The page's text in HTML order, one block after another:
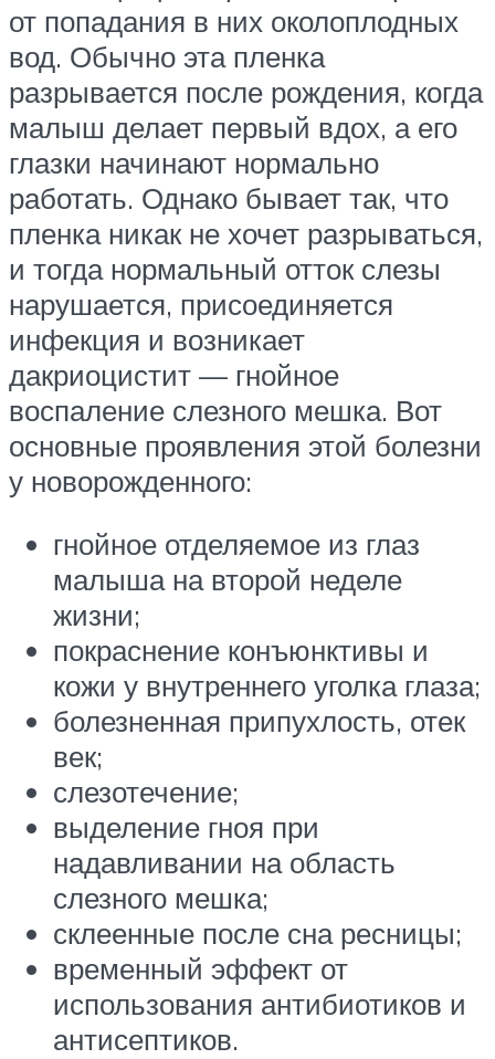
от попадания в них околоплодных
вод. Обычно эта пленка
разрывается после рождения, когда
малыш делает первый вдох, а его
глазки начинают нормально
работать. Однако бывает так, что
пленка никак не хочет разрываться,
и тогда нормальный отток слезы
нарушается, присоединяется
инфекция и возникает
дакриоцистит — гнойное
воспаление слезного мешка. Вот
основные проявления этой болезни
у новорожденного:
гнойное отделяемое из глаз
малыша на второй неделе
жизни;
покраснение конъюнктивы и
кожи у внутреннего уголка глаза;
болезненная припухлость, отек
век;
слезотечение;
выделение гноя при
надавливании на область
слезного мешка;
склеенные после сна ресницы;
временный эффект от
использования антибиотиков и
антисептиков.